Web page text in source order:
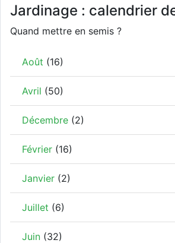
Jardinage : calendrier
Quand mettre en semis ?
Août (16)
Avril (50)
Décembre (2)
Février (16)
Janvier (2)
Juillet (6)
Juin (32)